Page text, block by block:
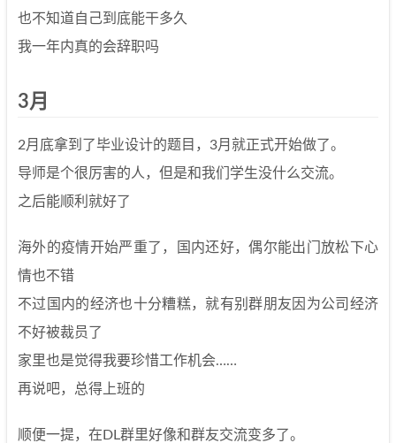
也不知道自己到底能干多久
我一年内真的会辞职吗
3月
2月底拿到了毕业设计的题目，3月就正式开始做了。
导师是个很厉害的人，但是和我们学生没什么交流。
之后能顺利就好了
海外的疫情开始严重了，国内还好，偶尔能出门放松下心
情也不错
不过国内的经济也十分糟糕，就有别群朋友因为公司经济
不好被裁员了
家里也是觉得我要珍惜工作机会……
再说吧，总得上班的
顺便一提，在DL群里好像和群友交流变多了。